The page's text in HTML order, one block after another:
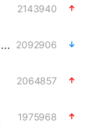
2143940
富婆带资进组给自己硬加60多场吻戏 2092906
2064857
1975968